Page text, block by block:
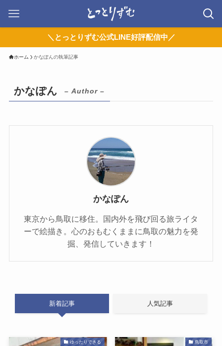
＼とっとりずむ公式LINE好評配信中／
ホーム かなぽんの執筆記事
かなぽん – Author –
かなぽん
東京から鳥取に移住。国内外を飛び回る旅ライタ
ーで絵描き。心のおもむくままに鳥取の魅力を発
掘、発信していきます！
新着記事 人気記事
ゆったりできる 鳥取市